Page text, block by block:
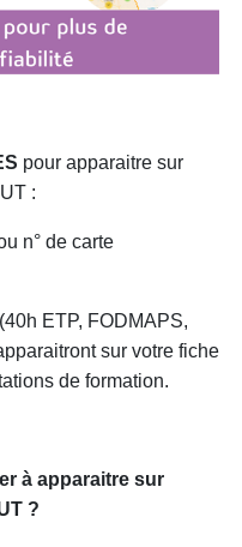
pour apparaitre sur
:
n° de carte
ETP, FODMAPS,
sur votre fiche
de formation.
à apparaitre sur
?